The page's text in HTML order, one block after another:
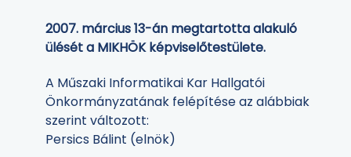
2007. március 13-án megtartotta alakuló
ülését a MIKHÖK képviselőtestülete.
A Műszaki Informatikai Kar Hallgatói
Önkormányzatának felépítése az alábbiak
szerint változott:
Persics Bálint (elnök)